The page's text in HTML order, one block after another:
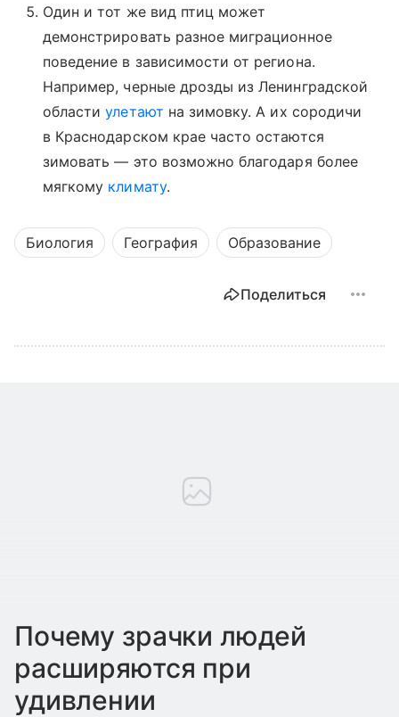
Один и тот же вид птиц может
демонстрировать разное миграционное
поведение в зависимости от региона.
Например, черные дрозды из Ленинградской
областиулетают на зимовку. А их сородичи
в Краснодарском крае часто остаются
зимовать — это возможно благодаря более
мягкому климату.
Биология География Образование
Поделиться
Почему зрачки людей
расширяются при
удивлении